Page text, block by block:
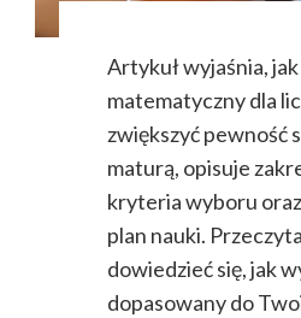
Artykuł wyjaśnia,
matematyczny dla
zwiększyć pewność
maturą, opisuje
kryteria wyboru
plan nauki.
dowiedzieć się, jak
dopasowany do